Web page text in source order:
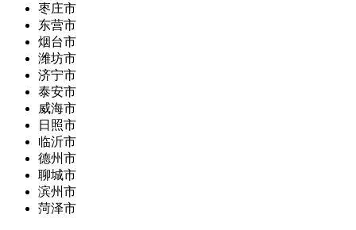
枣庄市
东营市
烟台市
潍坊市
济宁市
泰安市
威海市
日照市
临沂市
德州市
聊城市
滨州市
菏泽市